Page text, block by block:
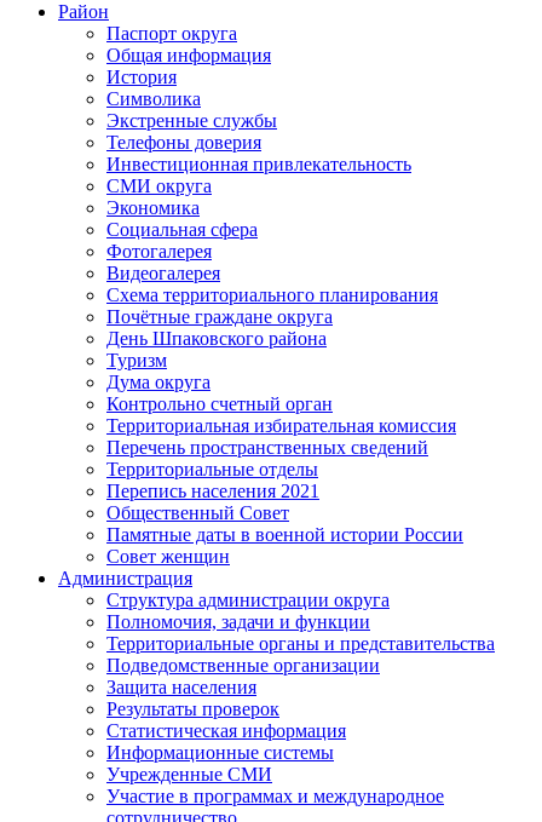
Район
Паспорт округа
Общая информация
История
Символика
Экстренные службы
Телефоны доверия
Инвестиционная привлекательность
СМИ округа
Экономика
Социальная сфера
Фотогалерея
Видеогалерея
Схема территориального планирования
Почётные граждане округа
День Шпаковского района
Туризм
Дума округа
Контрольно счетный орган
Территориальная избирательная комиссия
Перечень пространственных сведений
Территориальные отделы
Перепись населения 2021
Общественный Совет
Памятные даты в военной истории России
Совет женщин
Администрация
Структура администрации округа
Полномочия, задачи и функции
Территориальные органы и представительства
Подведомственные организации
Защита населения
Результаты проверок
Статистическая информация
Информационные системы
Учрежденные СМИ
Участие в программах и международное